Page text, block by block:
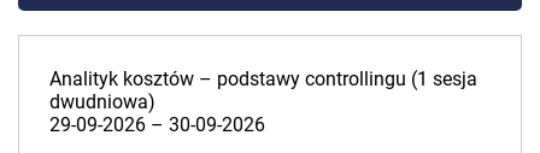
Analityk kosztów – podstawy controllingu (1 sesja
dwudniowa)
29-09-2026 – 30-09-2026